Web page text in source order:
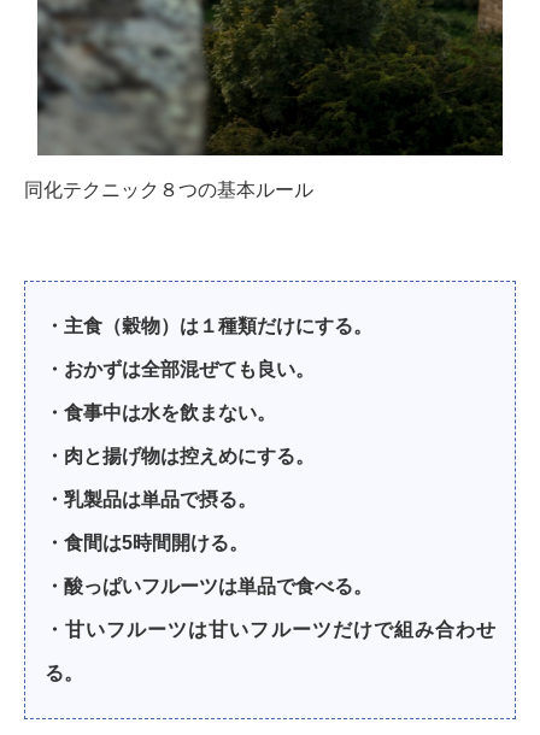
同化テクニック８つの基本ルール
・主食（穀物）は１種類だけにする。
・おかずは全部混ぜても良い。
・食事中は水を飲まない。
・肉と揚げ物は控えめにする。
・乳製品は単品で摂る。
・食間は5時間開ける。
・酸っぱいフルーツは単品で食べる。
・甘いフルーツは甘いフルーツだけで組み合わせ
る。